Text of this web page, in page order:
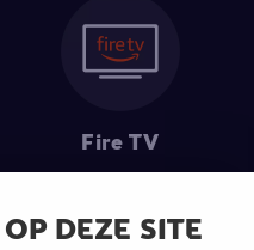
DEZE SITE
Fire TV